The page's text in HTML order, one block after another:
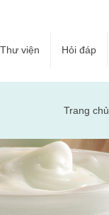
Thư viện Hỏi đáp
Trang chủ